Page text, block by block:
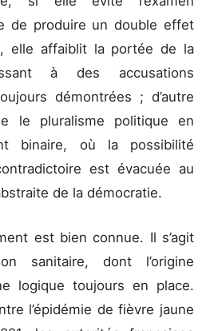
de produire un double effet
elle affaiblit la portée de la
à des accusations
démontrées ; d’autre
le pluralisme politique en
binaire, où la possibilité
est évacuée au
de la démocratie.
est bien connue. Il s’agit
sanitaire, dont l’origine
logique toujours en place.
l’épidémie de fièvre jaune